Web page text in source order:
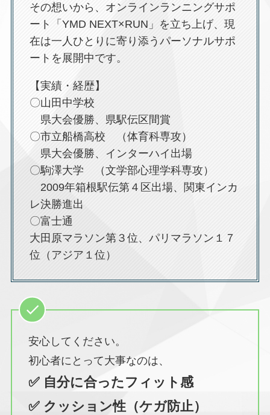
その想いから、オンラインランニングサポ
ート「YMD NEXT×RUN」を立ち上げ、現
在は一人ひとりに寄り添うパーソナルサポ
ートを展開中です。
【実績・経歴】
〇山田中学校
県大会優勝、県駅伝区間賞
〇市立船橋高校 （体育科専攻）
県大会優勝、インターハイ出場
〇駒澤大学 （文学部心理学科専攻）
2009年箱根駅伝第４区出場、関東インカ
レ決勝進出
〇富士通
大田原マラソン第３位、パリマラソン１７
位（アジア１位）
安心してください。
初心者にとって大事なのは、
✅ 自分に合ったフィット感
✅ クッション性（ケガ防止）